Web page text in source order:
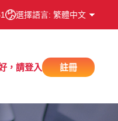
選擇語言: 繁體中文
，請登入
註冊